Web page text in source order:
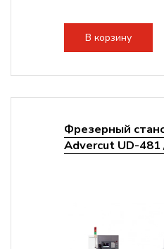
В корзину
Фрезерный
Advercut UD-481